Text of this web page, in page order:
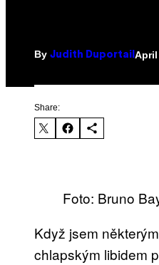
By Judith Duportail April
Share:
Foto: Bruno
Když jsem
chlapským libidem